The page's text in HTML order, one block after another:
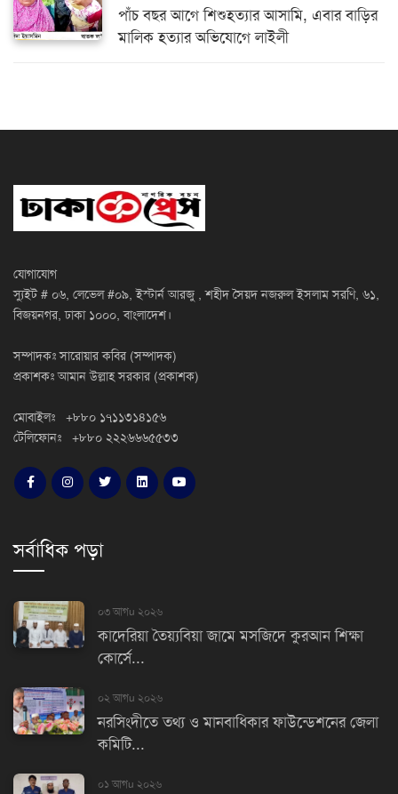
পাঁচ বছর আগে শিশুহত্যার আসামি, এবার বাড়ির
মালিক হত্যার অভিযোগে লাইলী
যোগাযোগ
স্যুইট # ০৬, লেভেল #০৯, ইস্টার্ন আরজু , শহীদ সৈয়দ নজরুল ইসলাম সরণি, ৬১,
বিজয়নগর, ঢাকা ১০০০, বাংলাদেশ।
সম্পাদকঃ সারোয়ার কবির (সম্পাদক)
প্রকাশকঃ আমান উল্লাহ সরকার (প্রকাশক)
মোবাইলঃ +৮৮০ ১৭১১৩১৪১৫৬
টেলিফোনঃ +৮৮০ ২২২৬৬৬৫৫৩৩
সর্বাধিক পড়া
০৩ আগu ২০২৬
কাদেরিয়া তৈয়্যবিয়া জামে মসজিদে কুরআন শিক্ষা
কোর্সে...
০২ আগu ২০২৬
নরসিংদীতে তথ্য ও মানবাধিকার ফাউন্ডেশনের জেলা
কমিটি...
০১ আগu ২০২৬